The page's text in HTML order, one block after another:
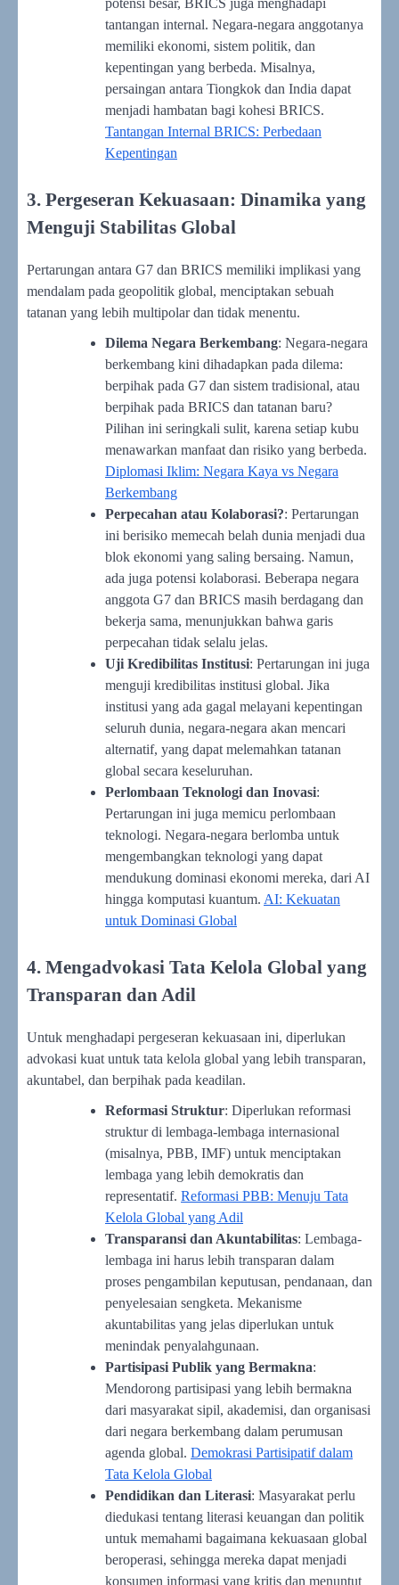
potensi besar, BRICS juga menghadapi
tantangan internal. Negara-negara anggotanya
memiliki ekonomi, sistem politik, dan
kepentingan yang berbeda. Misalnya,
persaingan antara Tiongkok dan India dapat
menjadi hambatan bagi kohesi BRICS.
Tantangan Internal BRICS: Perbedaan
Kepentingan
3. Pergeseran Kekuasaan: Dinamika yang
Menguji Stabilitas Global
Pertarungan antara G7 dan BRICS memiliki implikasi yang
mendalam pada geopolitik global, menciptakan sebuah
tatanan yang lebih multipolar dan tidak menentu.
Dilema Negara Berkembang: Negara-negara
berkembang kini dihadapkan pada dilema:
berpihak pada G7 dan sistem tradisional, atau
berpihak pada BRICS dan tatanan baru?
Pilihan ini seringkali sulit, karena setiap kubu
menawarkan manfaat dan risiko yang berbeda.
Diplomasi Iklim: Negara Kaya vs Negara
Berkembang
Perpecahan atau Kolaborasi?: Pertarungan
ini berisiko memecah belah dunia menjadi dua
blok ekonomi yang saling bersaing. Namun,
ada juga potensi kolaborasi. Beberapa negara
anggota G7 dan BRICS masih berdagang dan
bekerja sama, menunjukkan bahwa garis
perpecahan tidak selalu jelas.
Uji Kredibilitas Institusi: Pertarungan ini juga
menguji kredibilitas institusi global. Jika
institusi yang ada gagal melayani kepentingan
seluruh dunia, negara-negara akan mencari
alternatif, yang dapat melemahkan tatanan
global secara keseluruhan.
Perlombaan Teknologi dan Inovasi:
Pertarungan ini juga memicu perlombaan
teknologi. Negara-negara berlomba untuk
mengembangkan teknologi yang dapat
mendukung dominasi ekonomi mereka, dari AI
hingga komputasi kuantum. AI: Kekuatan
untuk Dominasi Global
4. Mengadvokasi Tata Kelola Global yang
Transparan dan Adil
Untuk menghadapi pergeseran kekuasaan ini, diperlukan
advokasi kuat untuk tata kelola global yang lebih transparan,
akuntabel, dan berpihak pada keadilan.
Reformasi Struktur: Diperlukan reformasi
struktur di lembaga-lembaga internasional
(misalnya, PBB, IMF) untuk menciptakan
lembaga yang lebih demokratis dan
representatif. Reformasi PBB: Menuju Tata
Kelola Global yang Adil
Transparansi dan Akuntabilitas: Lembaga-
lembaga ini harus lebih transparan dalam
proses pengambilan keputusan, pendanaan, dan
penyelesaian sengketa. Mekanisme
akuntabilitas yang jelas diperlukan untuk
menindak penyalahgunaan.
Partisipasi Publik yang Bermakna:
Mendorong partisipasi yang lebih bermakna
dari masyarakat sipil, akademisi, dan organisasi
dari negara berkembang dalam perumusan
agenda global. Demokrasi Partisipatif dalam
Tata Kelola Global
Pendidikan dan Literasi: Masyarakat perlu
diedukasi tentang literasi keuangan dan politik
untuk memahami bagaimana kekuasaan global
beroperasi, sehingga mereka dapat menjadi
konsumen informasi yang kritis dan menuntut